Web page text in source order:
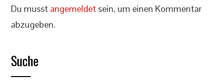
Du musst angemeldet sein, um einen Kommentar
abzugeben.
Suche